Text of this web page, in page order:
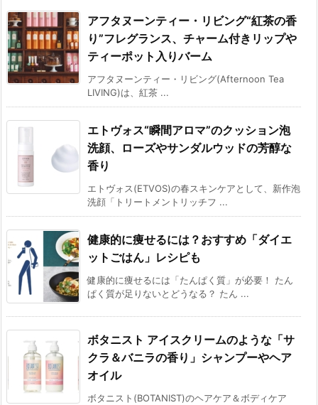
アフタヌーンティー・リビング“紅茶の香
り”フレグランス、チャーム付きリップや
ティーポット入りバーム
アフタヌーンティー・リビング(Afternoon Tea
LIVING)は、紅茶 ...
エトヴォス“瞬間アロマ”のクッション泡
洗顔、ローズやサンダルウッドの芳醇な
香り
エトヴォス(ETVOS)の春スキンケアとして、新作泡
洗顔「トリートメントリッチフ ...
健康的に痩せるには？おすすめ「ダイエ
ットごはん」レシピも
健康的に痩せるには「たんぱく質」が必要！ たん
ぱく質が足りないとどうなる？ たん ...
ボタニスト アイスクリームのような「サ
クラ＆バニラの香り」シャンプーやヘア
オイル
ボタニスト(BOTANIST)のヘアケア＆ボディケア